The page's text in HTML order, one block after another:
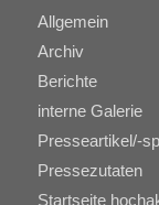
Allgemein
Archiv
Berichte
interne Galerie
Presseartikel/-
Pressezutaten
Startseite